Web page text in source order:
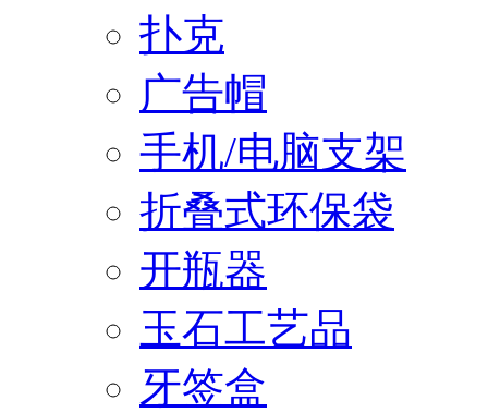
扑克
广告帽
手机/电脑支架
折叠式环保袋
开瓶器
玉石工艺品
牙签盒